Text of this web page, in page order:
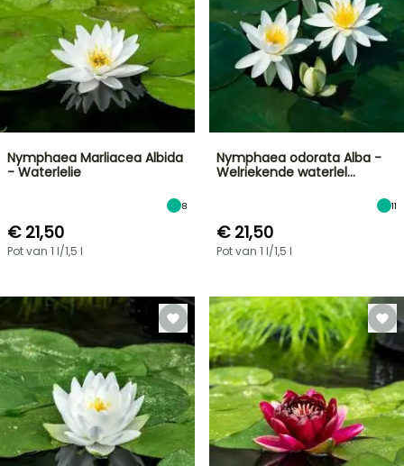
Nymphaea Marliacea Albida
- Waterlelie
8
€ 21,50
Pot van 1 l/1,5 l
Nymphaea odorata Alba -
Welriekende waterlel…
11
€ 21,50
Pot van 1 l/1,5 l